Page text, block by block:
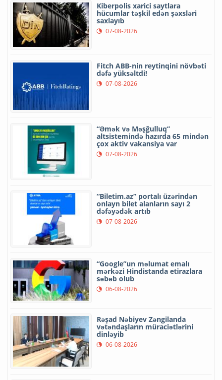
Kiberpolis xarici saytlara
hücumlar təşkil edən şəxsləri
saxlayıb
07-08-2026
Fitch ABB-nin reytinqini növbəti
dəfə yüksəltdi!
07-08-2026
“Əmək və Məşğulluq”
altsistemində hazırda 65 mindən
çox aktiv vakansiya var
07-08-2026
“Biletim.az” portalı üzərindən
onlayn bilet alanların sayı 2
dəfəyədək artıb
07-08-2026
“Google”un məlumat emalı
mərkəzi Hindistanda etirazlara
səbəb olub
06-08-2026
Rəşad Nəbiyev Zəngilanda
vətəndaşların müraciətlərini
dinləyib
06-08-2026